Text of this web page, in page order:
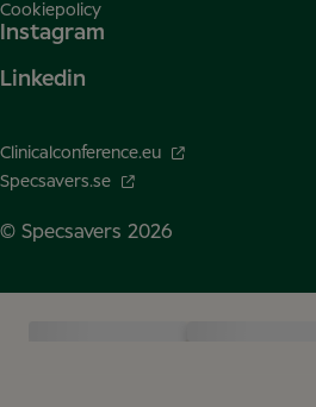
Cookiepolicy
Instagram
Linkedin
Clinicalconference.eu
Specsavers.se
© Specsavers 2026